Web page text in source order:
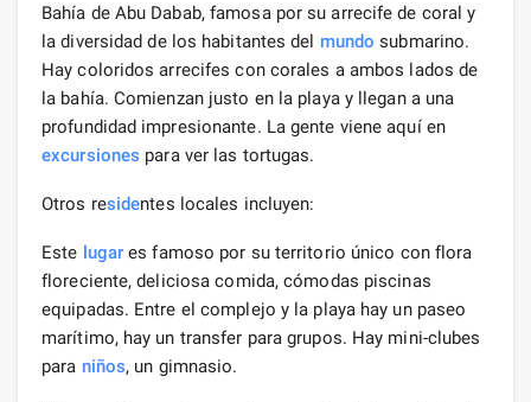
Bahía de Abu Dabab, famosa por su arrecife de coral y
la diversidad de los habitantes del mundo submarino.
Hay coloridos arrecifes con corales a ambos lados de
la bahía. Comienzan justo en la playa y llegan a una
profundidad impresionante. La gente viene aquí en
excursiones para ver las tortugas.
Otros residentes locales incluyen:
Este lugar es famoso por su territorio único con flora
floreciente, deliciosa comida, cómodas piscinas
equipadas. Entre el complejo y la playa hay un paseo
marítimo, hay un transfer para grupos. Hay mini-clubes
para niños, un gimnasio.